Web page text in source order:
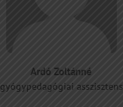
Ardó Zoltánné
gyógypedagógiai asszisztens